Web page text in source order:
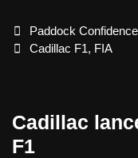
Categories
Paddock
Tags
Cadillac F1, FIA
Cadillac
F1